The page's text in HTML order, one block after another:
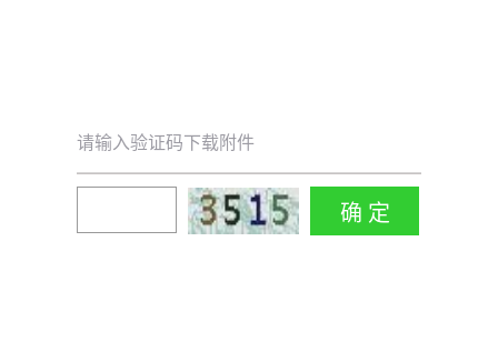
请输入验证码下载附件